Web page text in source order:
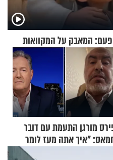
המאבק על המקוואות
מורגן התעמת עם דובר
"איך אתה מעז לומר
שלא ביצעתם פשעי מלחמה?!"